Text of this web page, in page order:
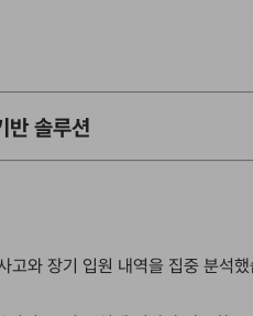
반 솔루션
고와 장기 입원 내역을 집중 분석했